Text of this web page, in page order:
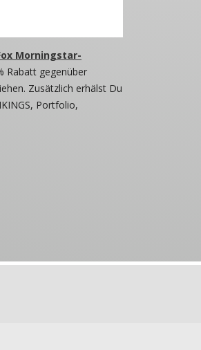
Morningstar-
Rabatt gegenüber
Zusätzlich erhälst Du
Portfolio,